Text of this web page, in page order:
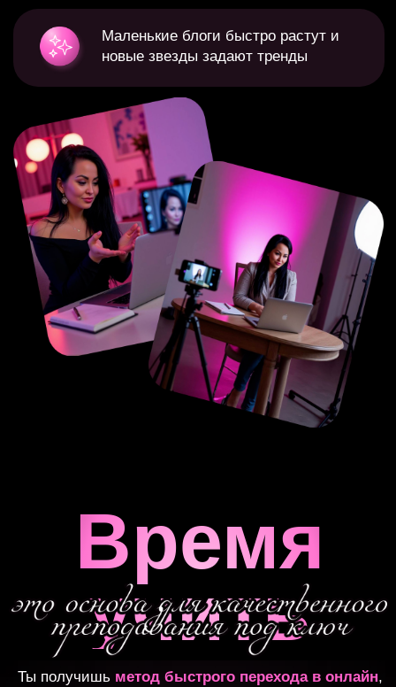
Зарабатывают миллионы
обучение
Хочу преподавать, но не знаю, с чего
начать –нужна пошаговая схема
Обучала, но недовольна результатами –
ищупроверенные методики и примеры
работ мастеров.